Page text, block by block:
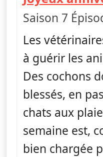
Saison 7
Les
à guérir les
Des cochons
blessés, en
chats aux
semaine est,
bien chargée